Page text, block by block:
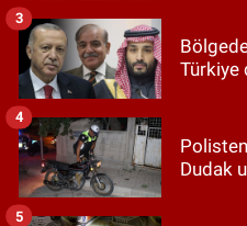
Türkiye
3
Dudak
4
5